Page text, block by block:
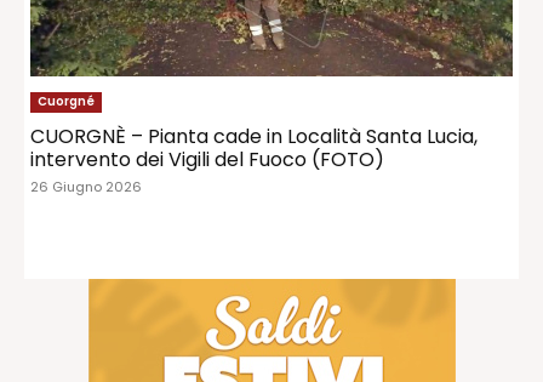
Cuorgné
CUORGNÈ – Pianta cade in Località Santa Lucia,
intervento dei Vigili del Fuoco (FOTO)
26 Giugno 2026